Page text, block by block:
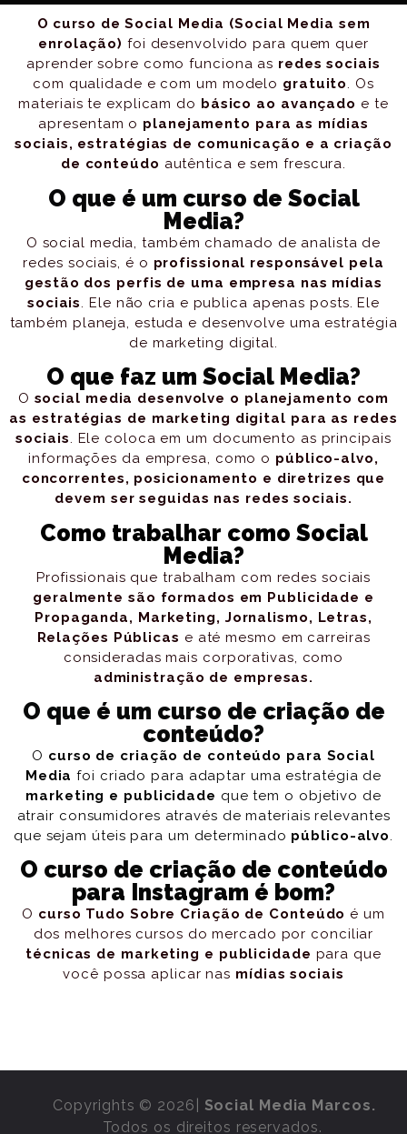
O curso de Social Media (Social Media sem
enrolação) foi desenvolvido para quem quer
aprender sobre como funciona as redes sociais
com qualidade e com um modelo gratuito. Os
materiais te explicam do básico ao avançado e te
apresentam o planejamento para as mídias
sociais, estratégias de comunicação e a criação
de conteúdo autêntica e sem frescura.
O que é um curso de Social
Media?
O social media, também chamado de analista de
redes sociais, é o profissional responsável pela
gestão dos perfis de uma empresa nas mídias
sociais. Ele não cria e publica apenas posts. Ele
também planeja, estuda e desenvolve uma estratégia
de marketing digital.
O que faz um Social Media?
O social media desenvolve o planejamento com
as estratégias de marketing digital para as redes
sociais. Ele coloca em um documento as principais
informações da empresa, como o público-alvo,
concorrentes, posicionamento e diretrizes que
devem ser seguidas nas redes sociais.
Como trabalhar como Social
Media?
Profissionais que trabalham com redes sociais
geralmente são formados em Publicidade e
Propaganda, Marketing, Jornalismo, Letras,
Relações Públicas e até mesmo em carreiras
consideradas mais corporativas, como
administração de empresas.
O que é um curso de criação de
conteúdo?
O curso de criação de conteúdo para Social
Media foi criado para adaptar uma estratégia de
marketing e publicidade que tem o objetivo de
atrair consumidores através de materiais relevantes
que sejam úteis para um determinado público-alvo.
O curso de criação de conteúdo
para Instagram é bom?
O curso Tudo Sobre Criação de Conteúdo é um
dos melhores cursos do mercado por conciliar
técnicas de marketing e publicidade para que
você possa aplicar nas mídias sociais
Copyrights © 2026| Social Media Marcos.
Todos os direitos reservados.